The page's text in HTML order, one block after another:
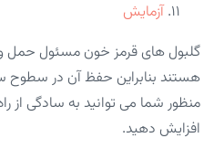
آزمایش
گلبول های قرمز خون مسئول حمل
هستند بنابراین حفظ آن در
منظور شما می توانید به سادگی از
افزایش دهید.